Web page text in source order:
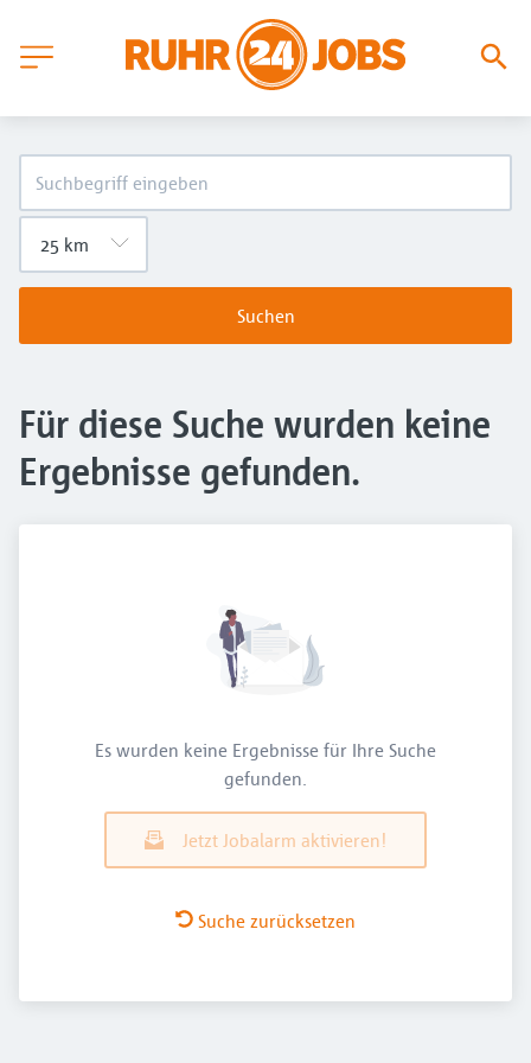
Suchen
Für diese Suche wurden keine
Ergebnisse gefunden.
Es wurden keine Ergebnisse für Ihre Suche
gefunden.
Jetzt Jobalarm aktivieren!
Suche zurücksetzen